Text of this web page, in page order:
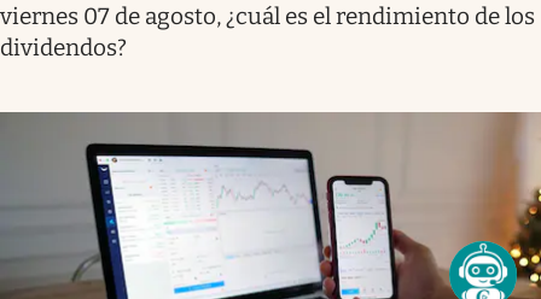
viernes 07 de agosto, ¿cuál es el rendimiento de los
dividendos?